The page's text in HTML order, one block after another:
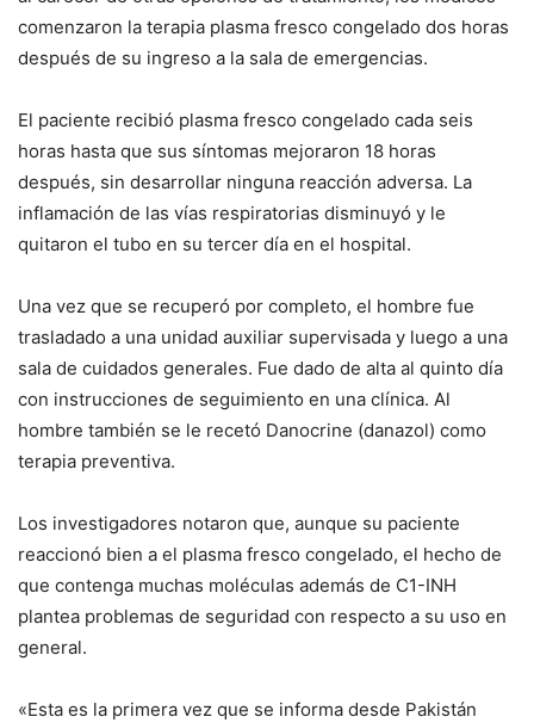
comenzaron la terapia plasma fresco congelado dos horas
después de su ingreso a la sala de emergencias.
El paciente recibió plasma fresco congelado cada seis
horas hasta que sus síntomas mejoraron 18 horas
después, sin desarrollar ninguna reacción adversa. La
inflamación de las vías respiratorias disminuyó y le
quitaron el tubo en su tercer día en el hospital.
Una vez que se recuperó por completo, el hombre fue
trasladado a una unidad auxiliar supervisada y luego a una
sala de cuidados generales. Fue dado de alta al quinto día
con instrucciones de seguimiento en una clínica. Al
hombre también se le recetó Danocrine (danazol) como
terapia preventiva.
Los investigadores notaron que, aunque su paciente
reaccionó bien a el plasma fresco congelado, el hecho de
que contenga muchas moléculas además de C1-INH
plantea problemas de seguridad con respecto a su uso en
general.
«Esta es la primera vez que se informa desde Pakistán